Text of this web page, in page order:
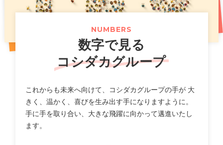
「カラオケまねきねこ」フィリピン出店に関するお知らせ
2026年07月10日 適時開示
2026年8月期第３四半期 決算補足説明資料
2026年07月10日 決算
2026年8月期 第３四半期決算短信〔日本基準〕(連結)
新上位ブランド「カラオケ金のまねきねこ」で大人のカラ
一覧
2026年07月31日 ニュースリリース
ンドオープン!札幌平岸エリアに新たなエンタメ空間が誕
生!
【カラオケまねきねこ 相模大野駅前店】 8 月 5 日 12:00
グランドオープン!プロ参戦のダーツイベントも開催!
（712KB）
NUMBERS
数字で見る
コシダカグループ
これからも未来へ向けて、コシダカグループの手が 大
きく、温かく、喜びを生み出す手になりますように。
手に手を取り合い、大きな飛躍に向かって邁進いたし
ます。